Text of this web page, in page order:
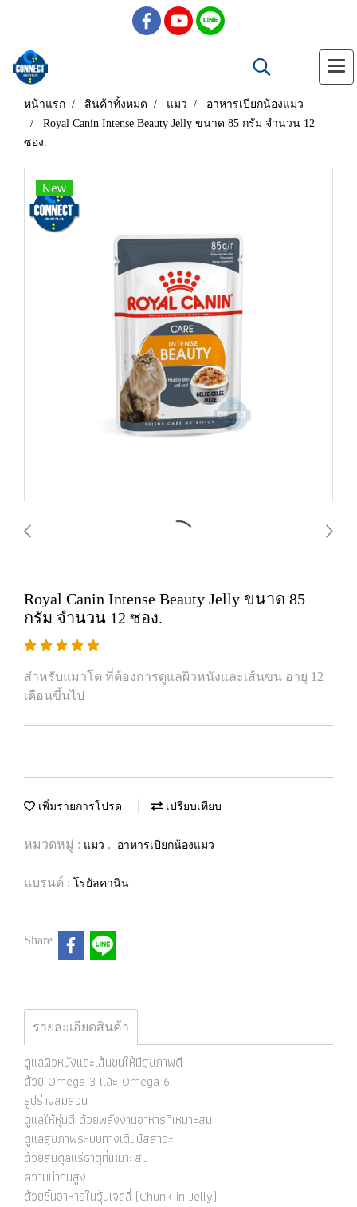
หน้าแรก สินค้าทั้งหมด แมว
อาหารเปียกน้องแมว
Royal Canin Intense Beauty Jelly ขนาด 85 กรัม จำนวน 12
ซอง.
New
Royal Canin Intense Beauty Jelly ขนาด 85
กรัม จำนวน 12 ซอง.
สำหรับแมวโต ที่ต้องการดูแลผิวหนังและเส้นขน อายุ 12
เดือนขึ้นไป
เพิ่มรายการโปรด เปรียบเทียบ
หมวดหมู่ : แมว , อาหารเปียกน้องแมว
แบรนด์ : โรยัลคานิน
Share
รายละเอียดสินค้า
ดูแลผิวหนังและเส้นขนให้มีสุขภาพดี
ด้วย Omega 3 และ Omega 6
รูปร่างสมส่วน
ดูแลให้หุ่นดี ด้วยพลังงานอาหารที่เหมาะสม
ดูแลสุขภาพระบบทางเดินปัสสาวะ
ด้วยสมดุลแร่ธาตุที่เหมาะสม
ความน่ากินสูง
ด้วยชิ้นอาหารในวุ้นเจลลี่ (Chunk in Jelly)